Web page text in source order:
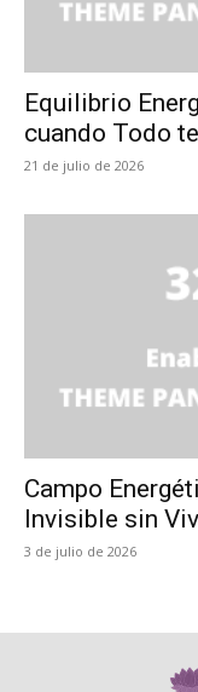
Equilibrio
cuando Todo
21 de julio de 2026
Campo
Invisible sin
3 de julio de 2026